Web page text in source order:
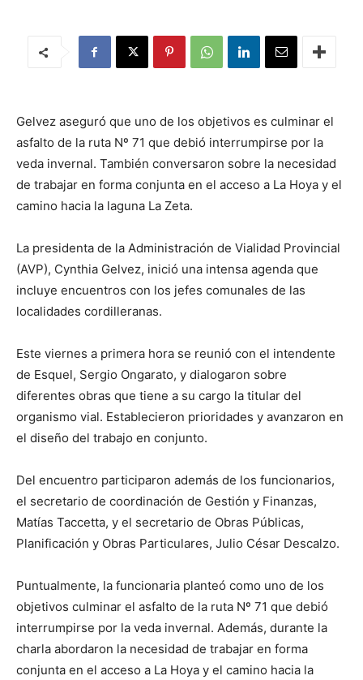
Gelvez aseguró que uno de los objetivos es culminar el
asfalto de la ruta Nº 71 que debió interrumpirse por la
veda invernal. También conversaron sobre la necesidad
de trabajar en forma conjunta en el acceso a La Hoya y el
camino hacia la laguna La Zeta.
La presidenta de la Administración de Vialidad Provincial
(AVP), Cynthia Gelvez, inició una intensa agenda que
incluye encuentros con los jefes comunales de las
localidades cordilleranas.
Este viernes a primera hora se reunió con el intendente
de Esquel, Sergio Ongarato, y dialogaron sobre
diferentes obras que tiene a su cargo la titular del
organismo vial. Establecieron prioridades y avanzaron en
el diseño del trabajo en conjunto.
Del encuentro participaron además de los funcionarios,
el secretario de coordinación de Gestión y Finanzas,
Matías Taccetta, y el secretario de Obras Públicas,
Planificación y Obras Particulares, Julio César Descalzo.
Puntualmente, la funcionaria planteó como uno de los
objetivos culminar el asfalto de la ruta Nº 71 que debió
interrumpirse por la veda invernal. Además, durante la
charla abordaron la necesidad de trabajar en forma
conjunta en el acceso a La Hoya y el camino hacia la